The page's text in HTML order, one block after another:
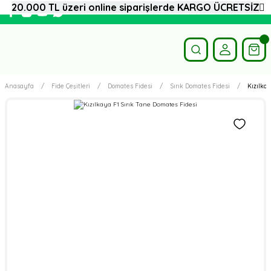
Anasayfa Fide Çeşitleri Domates Fidesi Sırık Domates Fidesi
20.000 TL üzeri online siparişlerde KARGO ÜCRETSİZ